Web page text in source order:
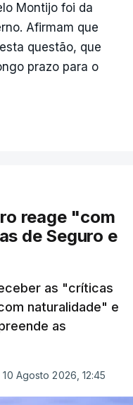
Montijo foi da
Afirmam que
questão, que
prazo para o
reage "com
de Seguro e
as "críticas
naturalidade" e
as
Agosto 2026, 12:45